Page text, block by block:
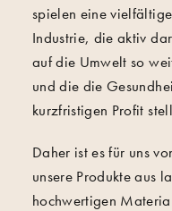
spielen eine
Industrie, die aktiv
auf die Umwelt so
und die die
kurzfristigen Profit
Daher ist es für uns
unsere Produkte aus
hochwertigen